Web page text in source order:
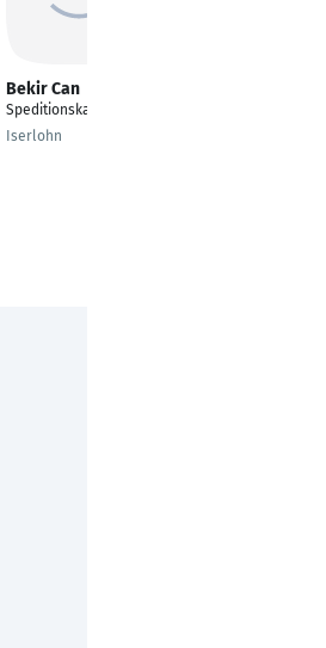
Bekir Can
Speditionskaufmann
Iserlohn